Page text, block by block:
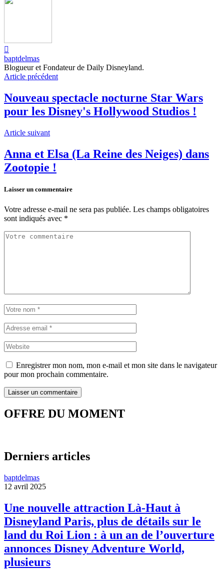
baptdelmas
Blogueur et Fondateur de Daily Disneyland.
Article précédent
Nouveau spectacle nocturne Star Wars
pour les Disney's Hollywood Studios !
Article suivant
Anna et Elsa (La Reine des Neiges) dans
Zootopie !
Laisser un commentaire
Votre adresse e-mail ne sera pas publiée. Les champs obligatoires
sont indiqués avec *
Enregistrer mon nom, mon e-mail et mon site dans le navigateur
pour mon prochain commentaire.
OFFRE DU MOMENT
Derniers articles
baptdelmas
12 avril 2025
Une nouvelle attraction Là-Haut à
Disneyland Paris, plus de détails sur le
land du Roi Lion : à un an de l’ouverture
annonces Disney Adventure World,
plusieurs